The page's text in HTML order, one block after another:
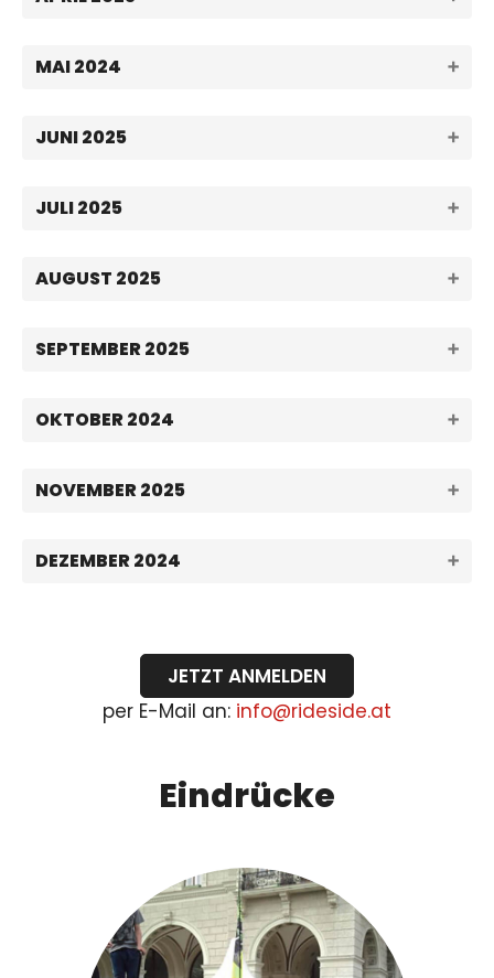
MAI 2024
JUNI 2025
JULI 2025
AUGUST 2025
SEPTEMBER 2025
OKTOBER 2024
NOVEMBER 2025
DEZEMBER 2024
JETZT ANMELDEN
per E-Mail an: info@rideside.at
Eindrücke